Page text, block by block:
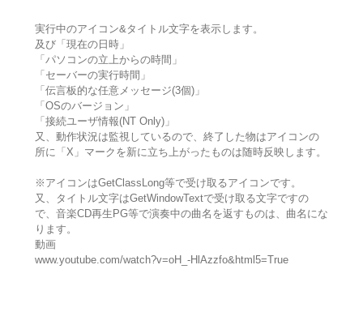
実行中のアイコン&タイトル文字を表示します。
及び「現在の日時」
「パソコンの立上からの時間」
「セーバーの実行時間」
「伝言板的な任意メッセージ(3個)」
「OSのバージョン」
「接続ユーザ情報(NT Only)」
又、動作状況は監視しているので、終了した物はアイコンの
所に「X」マークを新に立ち上がったものは随時反映します。
※アイコンはGetClassLong等で受け取るアイコンです。
又、タイトル文字はGetWindowTextで受け取る文字ですの
で、音楽CD再生PG等で演奏中の曲名を返すものは、曲名にな
ります。
動画
www.youtube.com/watch?v=oH_-HlAzzfo&html5=True